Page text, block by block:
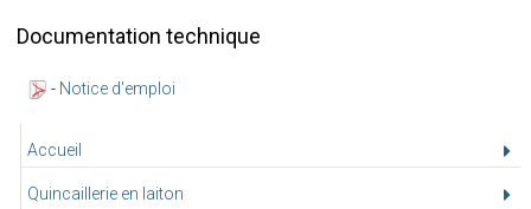
Accueil
Quincaillerie en laiton
Documentation technique
- Notice d'emploi